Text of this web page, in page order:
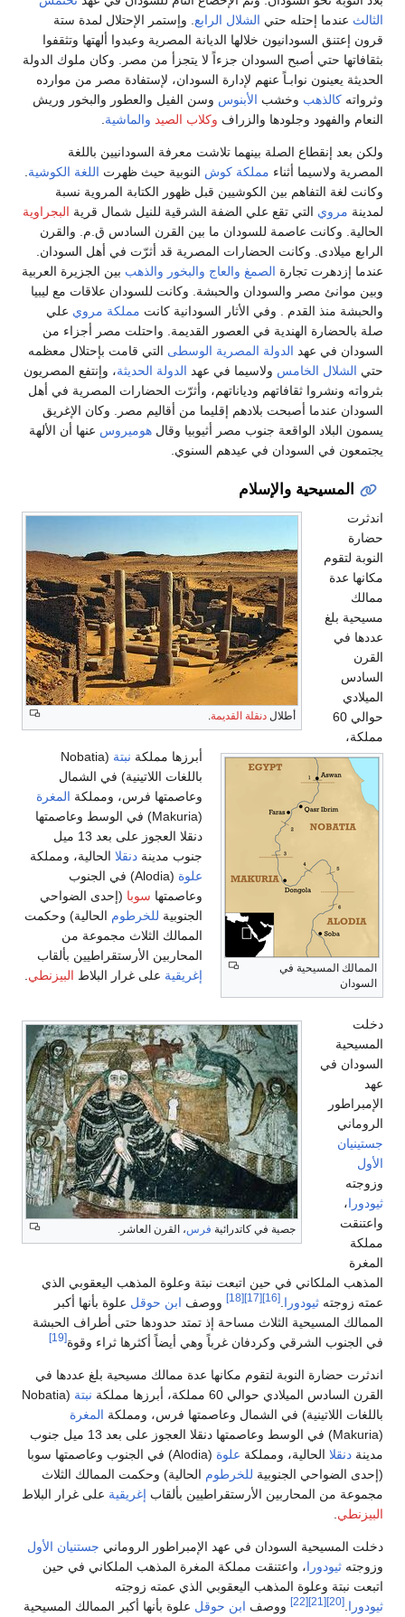
إحتله حتيالشلال الرابع. وإستمر الإحتلال لمدة ستة
خلالها الديانة المصرية وعبدوا ألهتها وتثقفوا
أصبح السودان جزءاً لا يتجزأ من مصر. وكان ملوك الدولة
نوابـاً عنهم لإدارة السودان، لإستفادة مصر من موارده
وخشب الأبنوس وسن الفيل والعطور والبخور وريش
وجلودها والزرافوكلاب الصيد والماشية.
الصلة بينهما تلاشت معرفة السودانيين باللغة
أثناء مملكة كوشالنوبية حيث ظهرتاللغة الكوشية.
بين الكوشيين قبل ظهور الكتابة المروية نسبة
التي تقع علي الضفة الشرقية للنيل شمال قريةالبجراوية
عاصمة للسودان ما بين القرن السادس ق.م. والقرن
وكانت الحضارات المصرية قد أثرّت في أهل السودان.
تجارةالصمغ والعاج والبخور والذهب بين الجزيرة العربية
والسودان والحبشة. وكانت للسودان علاقات مع ليبيا
. وفي الأثار السودانية كانت مملكة مرويعلي
الهندية في العصور القديمة. واحتلت مصر أجزاء من
عهدالدولة المصرية الوسطىالتي قامت بإحتلال معظمه
الخامس ولاسيما في عهد الدولة الحديثة، وإنتفع المصريون
ثقافاتهم ودياناتهم، وأثرّت الحضارات المصرية في أهل
أصبحت بلادهم إقليما من أقاليم مصر. وكان الإغريق
الواقعة جنوب مصر أثيوبيا وقالهوميروس عنها أن الألهة
في عيدهم السنوي.
والإسلام
أطلال دنقلة القديمة .
في
جصية في كاتدرائية فرس ، القرن العاشر.
أبرزها مملكة نبتة
(Nobatia
باللغات اللاتينية) في الشمال
وعاصمتها فرس، ومملكةالمغرة
(Makuria) في الوسط وعاصمتها
دنقلا العجوز على بعد 13 ميل
جنوب مدينة
دنقلاالحالية، ومملكة
علوة
(Alodia) في الجنوب
وعاصمتها
(إحدى الضواحي
الجنوبيةللخرطومالحالية) وحكمت
الممالك الثلاث مجموعة من
المحاربين الأرستقراطيين بألقاب
إغريقية
على غرار البلاطالبيزنطي
في حين اتبعت نبتة وعلوة المذهب اليعقوبي الذي
ثيودورا. ووصفابن حوقلعلوة بأنها أكبر
الثلاث مساحة إذ تمتد حدودها حتى أطراف الحبشة
وكردفان غرباً وهي أيضاً أكثرها ثراء وقوة [19]
النوبة لتقوم مكانها عدة ممالك مسيحية بلغ عددها في
حوالي 60 مملكة، أبرزها مملكة
نبتة
(Nobatia
في الشمال وعاصمتها فرس، ومملكة المغرة
(Makuria) في الوسط وعاصمتها دنقلا العجوز على بعد 13 ميل جنوب
ومملكة علوة
(Alodia) في الجنوب وعاصمتها سوبا
الجنوبيةللخرطومالحالية) وحكمت الممالك الثلاث
الأرستقراطيين بألقابإغريقيةعلى غرار البلاط
السودان في عهد الإمبراطور الرومانيجستنيان الأول
، واعتنقت مملكة المغرة المذهب الملكاني في حين
المذهب اليعقوبي الذي عمته زوجته
ووصفابن حوقلعلوة بأنها أكبر الممالك المسيحية